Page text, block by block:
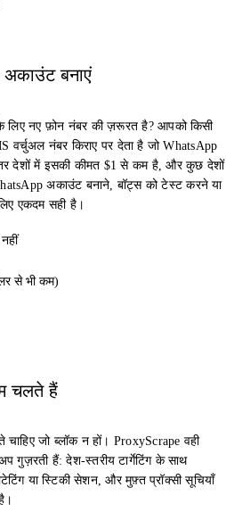
अकाउंट बनाएं
नए फ़ोन नंबर की ज़रूरत है? आपको किसी
वर्चुअल नंबर किराए पर देता है जो WhatsApp
देशों में इसकी कीमत $1 से कम है, और कुछ देशों
अकाउंट बनाने, बॉट्स को टेस्ट करने या
एकदम सही है।
से भी कम)
चलते हैं
जो ब्लॉक न हों। ProxyScrape वही
गुज़रती हैं: देश-स्तरीय टार्गेटिंग के साथ
या स्टिकी सेशन, और मुफ़्त प्रॉक्सी सूचियाँ